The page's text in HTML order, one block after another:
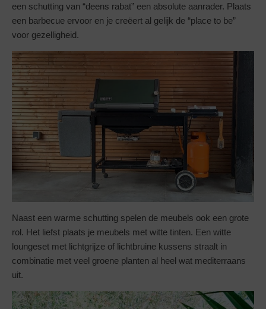
een schutting van “deens rabat” een absolute aanrader. Plaats
een barbecue ervoor en je creëert al gelijk de “place to be”
voor gezelligheid.
Naast een warme schutting spelen de meubels ook een grote
rol. Het liefst plaats je meubels met witte tinten. Een witte
loungeset met lichtgrijze of lichtbruine kussens straalt in
combinatie met veel groene planten al heel wat mediterraans
uit.